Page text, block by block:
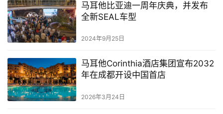
马耳他比亚迪一周年庆典，并发布
全新SEAL车型
2024年9月25日
马耳他Corinthia酒店集团宣布2032
年在成都开设中国首店
2026年3月24日